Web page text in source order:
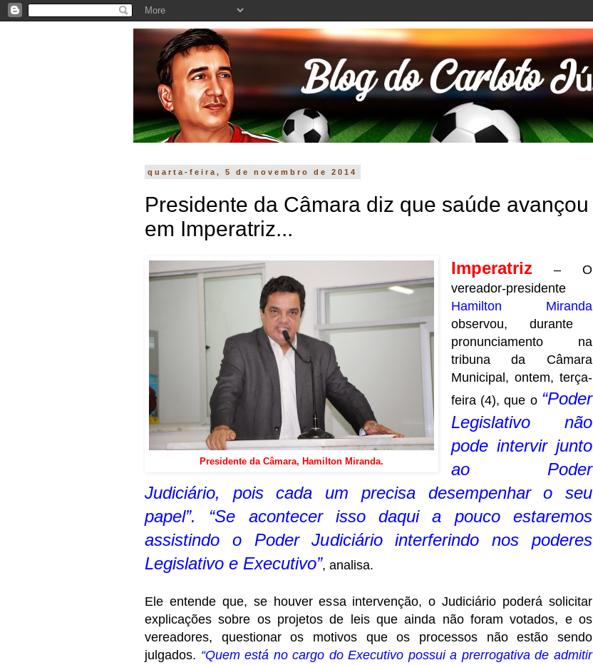
quarta-feira, 5 de novembro de 2014
Presidente da Câmara diz que saúde avançou
em Imperatriz...
Presidente da Câmara, Hamilton Miranda.
Imperatriz– O
vereador-presidente
Hamilton Miranda
observou, durante
pronunciamento na
tribuna da Câmara
Municipal, ontem, terça-
feira (4), que o “Poder
Legislativo não
pode intervir junto
ao Poder
Judiciário, pois cada um precisa desempenhar o seu
papel”. “Se acontecer isso daqui a pouco estaremos
assistindo o Poder Judiciário interferindo nos poderes
Legislativo e Executivo”, analisa.
Ele entende que, se houver essa intervenção, o Judiciário poderá solicitar
explicações sobre os projetos de leis que ainda não foram votados, e os
vereadores, questionar os motivos que os processos não estão sendo
julgados. “Quem está no cargo do Executivo possui a prerrogativa de admitir